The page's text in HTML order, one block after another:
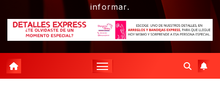
informar.